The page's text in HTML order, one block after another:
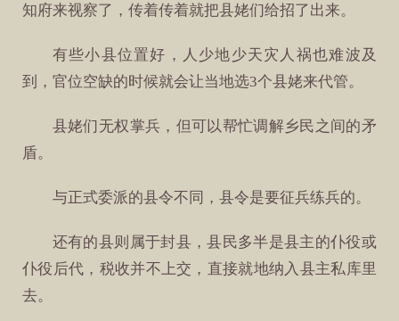
知府来视察了，传着传着就把县姥们给招了出来。
有些小县位置好，人少地少天灾人祸也难波及
到，官位空缺的时候就会让当地选3个县姥来代管。
县姥们无权掌兵，但可以帮忙调解乡民之间的矛
盾。
与正式委派的县令不同，县令是要征兵练兵的。
还有的县则属于封县，县民多半是县主的仆役或
仆役后代，税收并不上交，直接就地纳入县主私库里
去。